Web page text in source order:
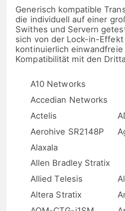
Generisch kompatible
die individuell auf einer
Swithes und Servern
sich von der Lock-in-
kontinuierlich
Kompatibilität mit den
A10 Networks
Accedian Networks
Actelis
Aerohive SR2148P
Alaxala
Allen Bradley Stratix
Allied Telesis
Altera Stratix